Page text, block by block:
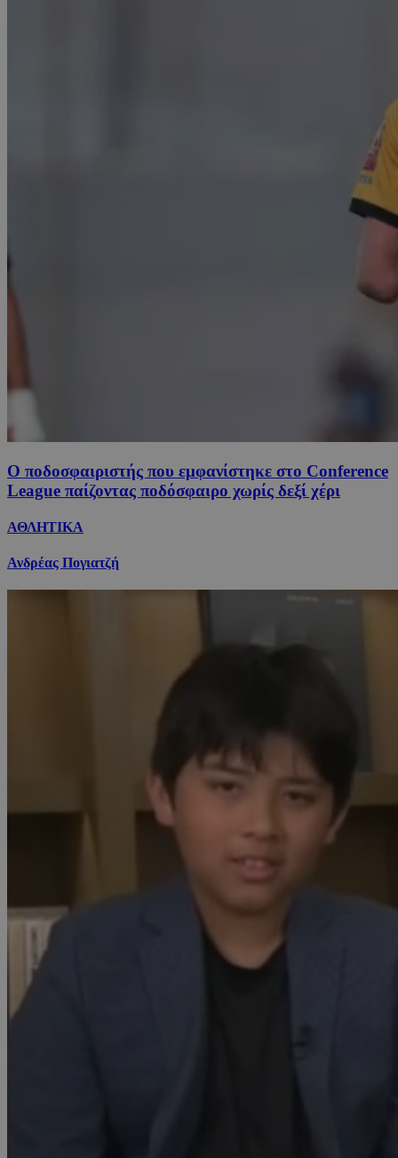
Ο ποδοσφαιριστής που εμφανίστηκε στο Conference
League παίζοντας ποδόσφαιρο χωρίς δεξί χέρι
ΑΘΛΗΤΙΚΑ
Ανδρέας Πογιατζή